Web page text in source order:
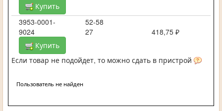
Купить
3953-0001-
9024
52-58
27
418,75 ₽
Купить
Если товар не подойдет, то можно сдать в пристрой
Пользователь не найден